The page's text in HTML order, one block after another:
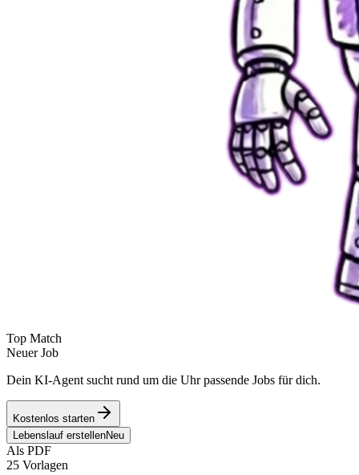
Top Match
Neuer Job
Dein KI-Agent sucht rund um die Uhr passende Jobs für dich.
Kostenlos starten
Lebenslauf erstellenNeu
Als PDF
25 Vorlagen